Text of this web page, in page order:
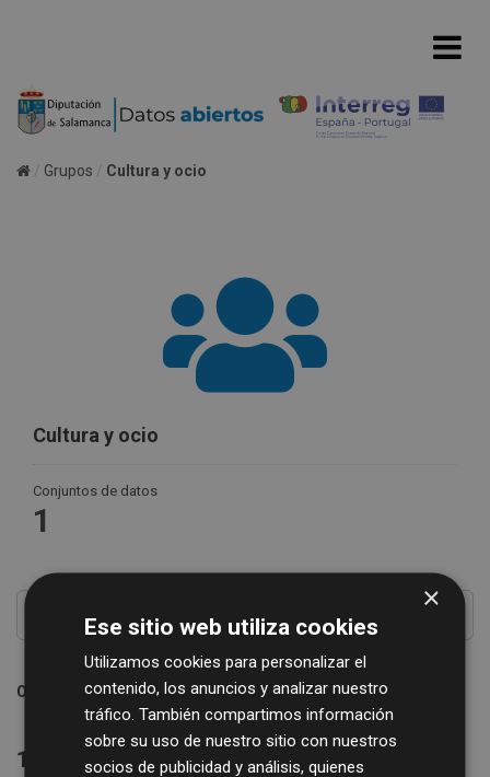
Grupos Cultura y ocio
Cultura y ocio
Conjuntos de datos
1
Ordenar por
1 conjunto de datos encontrado
×
Ese sitio web utiliza cookies
Utilizamos cookies para personalizar el
contenido, los anuncios y analizar nuestro
tráfico. También compartimos información
sobre su uso de nuestro sitio con nuestros
socios de publicidad y análisis, quienes